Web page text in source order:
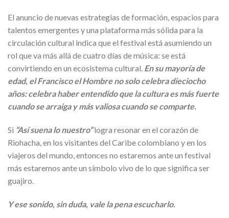
El anuncio de nuevas estrategias de formación, espacios para
talentos emergentes y una plataforma más sólida para la
circulación cultural indica que el festival está asumiendo un
rol que va más allá de cuatro días de música: se está
convirtiendo en un ecosistema cultural. En su mayoría de
edad, el Francisco el Hombre no solo celebra dieciocho
años: celebra haber entendido que la cultura es más fuerte
cuando se arraiga y más valiosa cuando se comparte.
Si “Así suena lo nuestro”logra resonar en el corazón de
Riohacha, en los visitantes del Caribe colombiano y en los
viajeros del mundo, entonces no estaremos ante un festival
más estaremos ante un símbolo vivo de lo que significa ser
guajiro.
Y ese sonido, sin duda, vale la pena escucharlo.